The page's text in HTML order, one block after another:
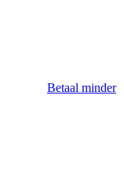
Betaal minder